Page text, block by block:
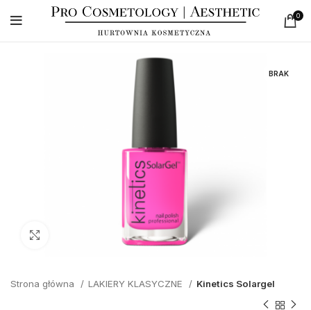
0
BRAK
Strona główna LAKIERY KLASYCZNE Kinetics Solargel